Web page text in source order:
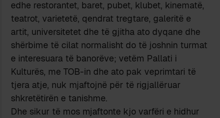
edhe restorantet, baret, pubet, klubet, kinematë,
teatrot, varietetë, qendrat tregtare, galeritë e
artit, universitetet dhe të gjitha ato dyqane dhe
shërbime të cilat normalisht do të joshnin turmat
e interesuara të banorëve; vetëm Pallati i
Kulturës, me TOB-in dhe ato pak veprimtari të
tjera atje, nuk mjaftojnë për të rigjallëruar
shkretëtirën e tanishme.
Dhe sikur të mos mjaftonte kjo varfëri e hidhur